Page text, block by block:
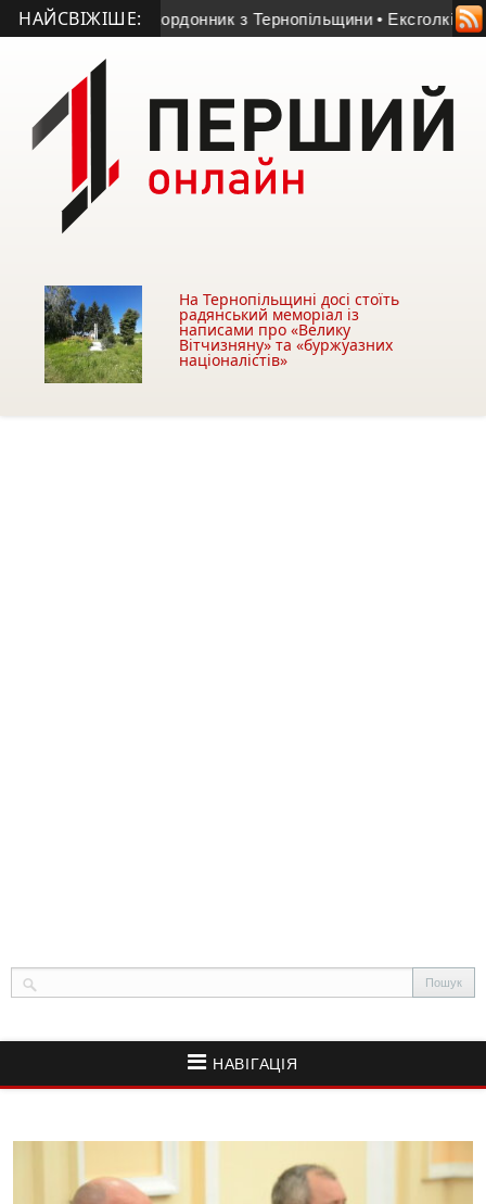
НАЙСВІЖІШЕ:
річний прикордонник з Тернопільщини • Ексголкіпер
На Тернопільщині досі стоїть
радянський меморіал із
написами про «Велику
Вітчизняну» та «буржуазних
націоналістів»
НАВІГАЦІЯ